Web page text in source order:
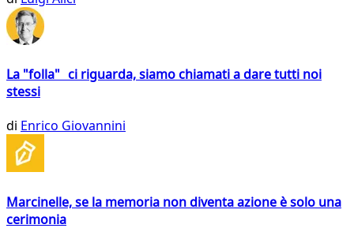
La "folla" ci riguarda, siamo chiamati a dare tutti noi
stessi
di Enrico Giovannini
Marcinelle, se la memoria non diventa azione è solo una
cerimonia